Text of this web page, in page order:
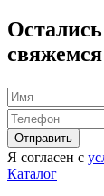
свяжемся
Отправить
Я согласен с
Каталог